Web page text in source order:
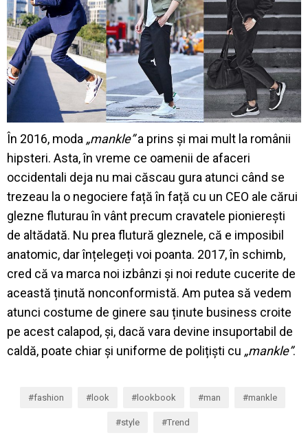
În 2016, moda „mankle”a prins și mai mult la românii
hipsteri. Asta, în vreme ce oamenii de afaceri
occidentali deja nu mai căscau gura atunci când se
trezeau la o negociere față în față cu un CEO ale cărui
glezne fluturau în vânt precum cravatele pionierești
de altădată. Nu prea flutură gleznele, că e imposibil
anatomic, dar înțelegeți voi poanta. 2017, în schimb,
cred că va marca noi izbânzi și noi redute cucerite de
această ținută nonconformistă. Am putea să vedem
atunci costume de ginere sau ținute business croite
pe acest calapod, și, dacă vara devine insuportabil de
caldă, poate chiar și uniforme de polițiști cu „mankle”.
fashion look lookbook man mankle
style Trend